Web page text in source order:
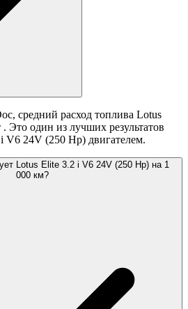
средний расход топлива Lotus
. Это один из лучших результатов
V6 24V (250 Hp) двигателем.
Lotus Elite 3.2 i V6 24V (250 Hp) на 1
000 км?